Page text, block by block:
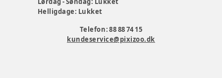
Helligdage: Lukket
Telefon: 88 88 74 15
kundeservice@pixizoo.dk